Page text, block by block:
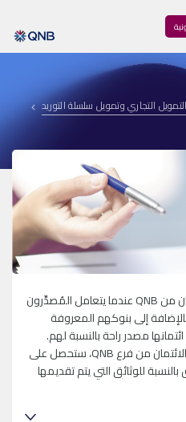
التمويل التجاري وتمويل سلسلة التوريد
تُستَخدم خدمة تعزيز خطابات الائتمان من QNB عندما يتعامل المُصدِّرون
إلى بنوكهم المعروفة
مصدر راحة بالنسبة لهم.
ومن خلال طلب تعزيز إصدار خطاب الائتمان من فرع QNB، ستحصل على
للوثائق التي يتم تقديمها